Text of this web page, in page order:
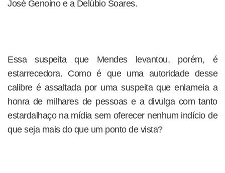
José Genoino e a Delúbio Soares.
Essa suspeita que Mendes levantou, porém, é
estarrecedora. Como é que uma autoridade desse
calibre é assaltada por uma suspeita que enlameia a
honra de milhares de pessoas e a divulga com tanto
estardalhaço na mídia sem oferecer nenhum indício de
que seja mais do que um ponto de vista?